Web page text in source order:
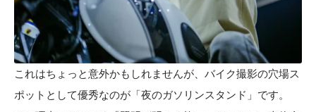
これはちょっと意外かもしれませんが、バイク撮影の穴場ス
ポットとして優秀なのが「夜のガソリンスタンド」です。